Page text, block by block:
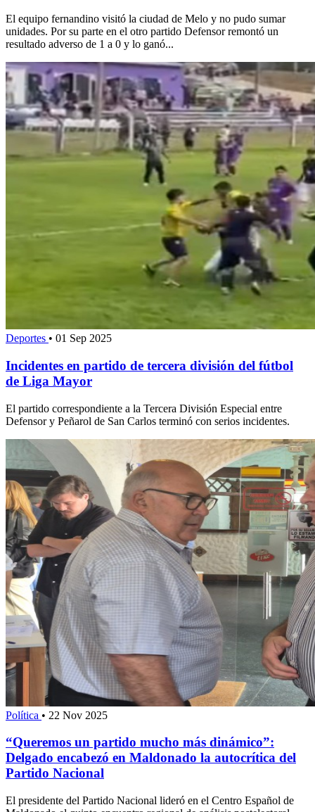
El equipo fernandino visitó la ciudad de Melo y no pudo sumar
unidades. Por su parte en el otro partido Defensor remontó un
resultado adverso de 1 a 0 y lo ganó...
Deportes • 01 Sep 2025
Incidentes en partido de tercera división del fútbol
de Liga Mayor
El partido correspondiente a la Tercera División Especial entre
Defensor y Peñarol de San Carlos terminó con serios incidentes.
Política • 22 Nov 2025
“Queremos un partido mucho más dinámico”:
Delgado encabezó en Maldonado la autocrítica del
Partido Nacional
El presidente del Partido Nacional lideró en el Centro Español de